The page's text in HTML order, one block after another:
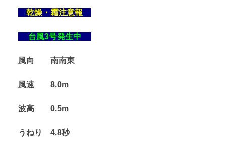
乾燥・霜注意報
台風3号発生中
風向 南南東
風速 8.0m
波高 0.5m
うねり 4.8秒